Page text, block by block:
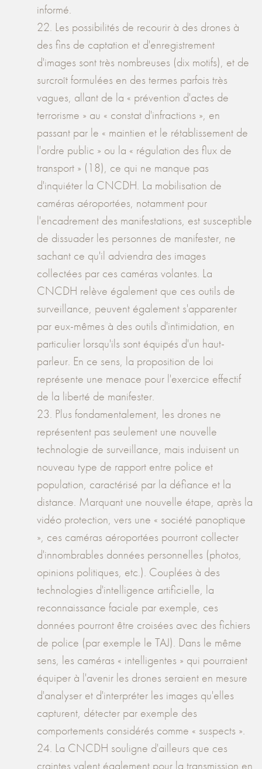
informé.
22. Les possibilités de recourir à des drones à
des fins de captation et d'enregistrement
d'images sont très nombreuses (dix motifs), et de
surcroît formulées en des termes parfois très
vagues, allant de la « prévention d'actes de
terrorisme » au « constat d'infractions », en
passant par le « maintien et le rétablissement de
l'ordre public » ou la « régulation des flux de
transport » (18), ce qui ne manque pas
d'inquiéter la CNCDH. La mobilisation de
caméras aéroportées, notamment pour
l'encadrement des manifestations, est susceptible
de dissuader les personnes de manifester, ne
sachant ce qu'il adviendra des images
collectées par ces caméras volantes. La
CNCDH relève également que ces outils de
surveillance, peuvent également s'apparenter
par eux-mêmes à des outils d'intimidation, en
particulier lorsqu'ils sont équipés d'un haut-
parleur. En ce sens, la proposition de loi
représente une menace pour l'exercice effectif
de la liberté de manifester.
23. Plus fondamentalement, les drones ne
représentent pas seulement une nouvelle
technologie de surveillance, mais induisent un
nouveau type de rapport entre police et
population, caractérisé par la défiance et la
distance. Marquant une nouvelle étape, après la
vidéo protection, vers une « société panoptique
», ces caméras aéroportées pourront collecter
d'innombrables données personnelles (photos,
opinions politiques, etc.). Couplées à des
technologies d'intelligence artificielle, la
reconnaissance faciale par exemple, ces
données pourront être croisées avec des fichiers
de police (par exemple le TAJ). Dans le même
sens, les caméras « intelligentes » qui pourraient
équiper à l'avenir les drones seraient en mesure
d'analyser et d'interpréter les images qu'elles
capturent, détecter par exemple des
comportements considérés comme « suspects ».
24. La CNCDH souligne d'ailleurs que ces
craintes valent également pour la transmission en